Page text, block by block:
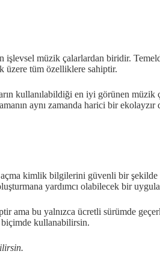
müzik çalarlardan biridir.
üzere tüm özelliklere sahiptir.
kullanılabildiği en iyi görünen
aynı zamanda harici bir ekolayzır
kimlik bilgilerini güvenli bir
yardımcı olabilecek bir
ama bu yalnızca ücretli sürümde
kullanabilirsin.